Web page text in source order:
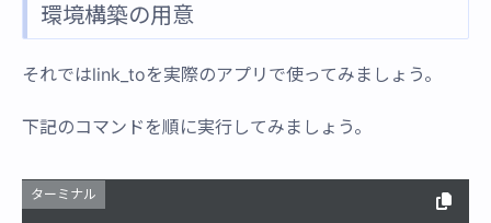
環境構築の用意
それではlink_toを実際のアプリで使ってみましょう。
下記のコマンドを順に実行してみましょう。
ターミナル